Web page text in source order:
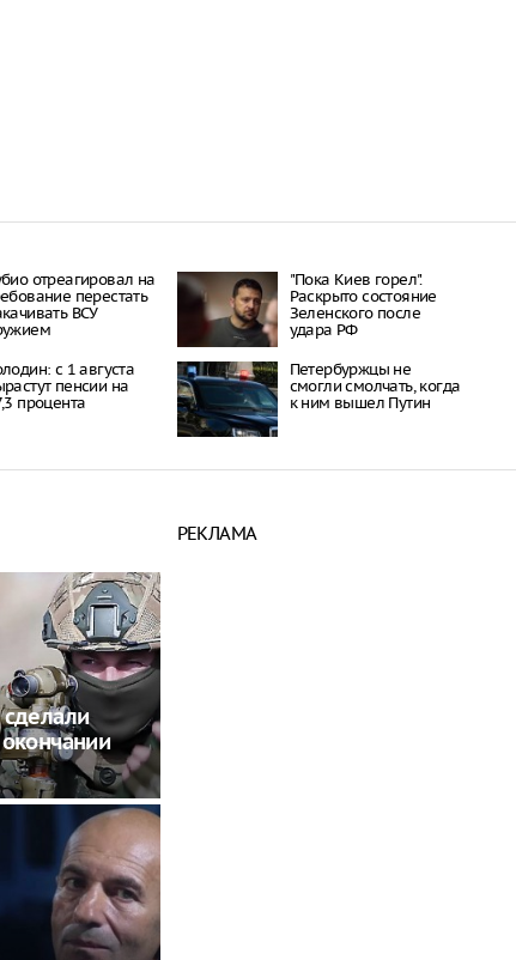
отреагировал на
перестать
ВСУ
"Пока Киев горел".
Раскрыто состояние
Зеленского после
удара РФ
с 1 августа
пенсии на
процента
Петербуржцы не
смогли смолчать, когда
к ним вышел Путин
РЕКЛАМА